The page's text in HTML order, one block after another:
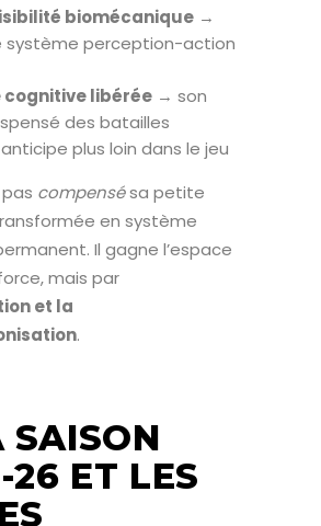
biomécanique →
système perception-action
cognitive libérée → son
des batailles
plus loin dans le jeu
compensésa petite
en système
Il gagne l’espace
mais par
et la
.
SAISON
26 ET LES